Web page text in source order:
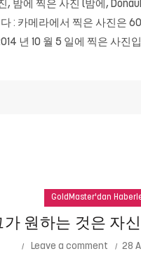
, 밤에 찍은 사진 (밤에,
: 카메라에서 찍은 사진은
년 10 월 5 일에 찍은 사진
GoldMaster'dan
가 원하는 것은 자
Leave a comment 28